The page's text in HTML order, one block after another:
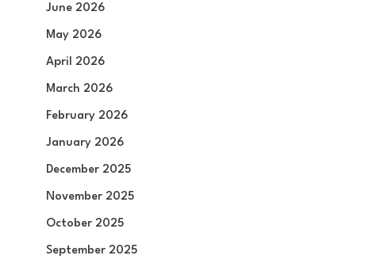
June 2026
May 2026
April 2026
March 2026
February 2026
January 2026
December 2025
November 2025
October 2025
September 2025